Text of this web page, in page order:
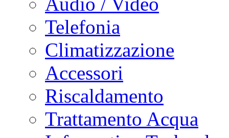
Telefonia
Climatizzazione
Accessori
Riscaldamento
Trattamento Acqua